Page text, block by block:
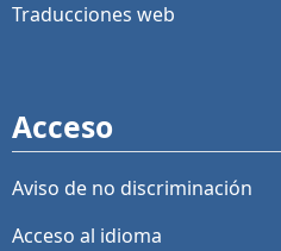
Traducciones web
Acceso
Aviso de no discriminación
Acceso al idioma